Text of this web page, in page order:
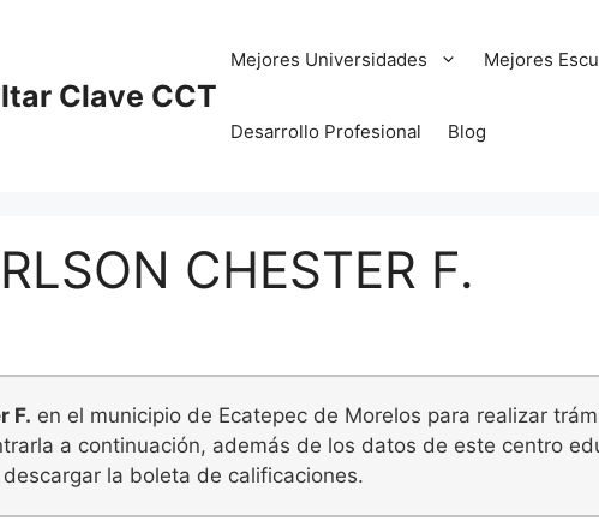
Clave CCT
Mejores Universidades Mejores
Desarrollo Profesional Blog
CHESTER F.
F. en el municipio de Ecatepec de Morelos para realizar
a continuación, además de los datos de este centro
la boleta de calificaciones.